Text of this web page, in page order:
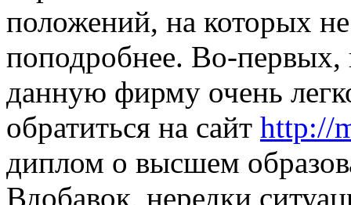
положений, на которых
поподробнее. Во-первых,
данную фирму очень
обратиться на сайт http://
диплом о высшем
Вдобавок, нередки